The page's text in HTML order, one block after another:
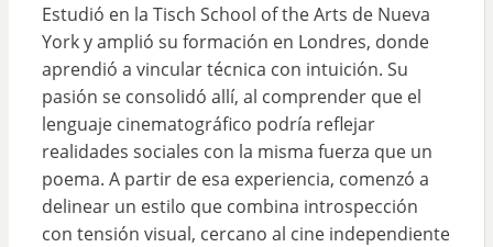
Estudió en la Tisch School of the Arts de Nueva
York y amplió su formación en Londres, donde
aprendió a vincular técnica con intuición. Su
pasión se consolidó allí, al comprender que el
lenguaje cinematográfico podría reflejar
realidades sociales con la misma fuerza que un
poema. A partir de esa experiencia, comenzó a
delinear un estilo que combina introspección
con tensión visual, cercano al cine independiente